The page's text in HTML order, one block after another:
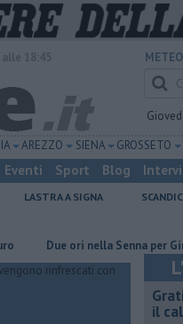
AREZZO SIENA GROSSETO
Eventi Sport Blog
LASTRA A SIGNA
Due ori nella Senna per Ginevra
il